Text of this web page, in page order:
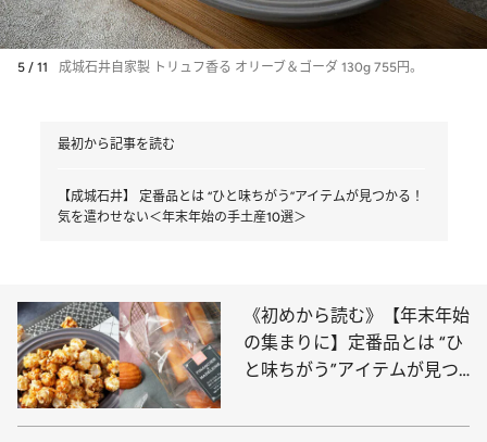
5 / 11 成城石井自家製 トリュフ香る オリーブ＆ゴーダ 130g 755円。
最初から記事を読む
【成城石井】 定番品とは “ひと味ちがう”アイテムが見つかる！
気を遣わせない＜年末年始の手土産10選＞
《初めから読む》【年末年始
の集まりに】定番品とは “ひ
と味ちがう”アイテムが見つ
井の手土産10選